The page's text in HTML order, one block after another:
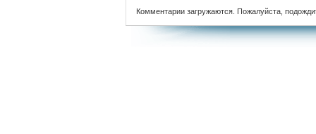
Комментарии загружаются. Пожалуйста,